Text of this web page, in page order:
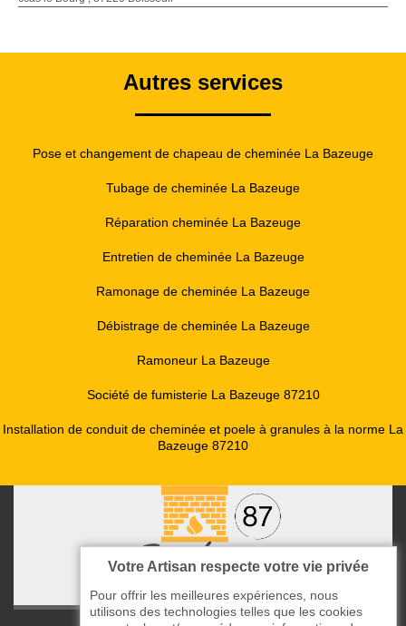
Autres services
Pose et changement de chapeau de cheminée La Bazeuge
Tubage de cheminée La Bazeuge
Réparation cheminée La Bazeuge
Entretien de cheminée La Bazeuge
Ramonage de cheminée La Bazeuge
Débistrage de cheminée La Bazeuge
Ramoneur La Bazeuge
Société de fumisterie La Bazeuge 87210
Installation de conduit de cheminée et poele à granules à la norme La
Bazeuge 87210
Votre Artisan respecte votre vie privée
Pour offrir les meilleures expériences, nous
utilisons des technologies telles que les cookies